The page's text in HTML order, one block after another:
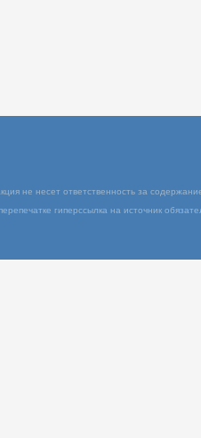
Телефон редакции: (063) 994-63-77
При